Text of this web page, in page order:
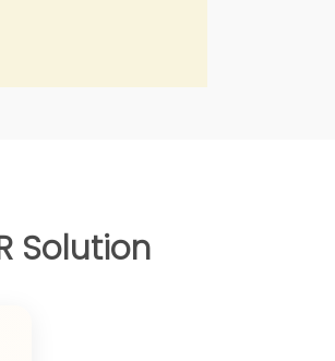
Solution